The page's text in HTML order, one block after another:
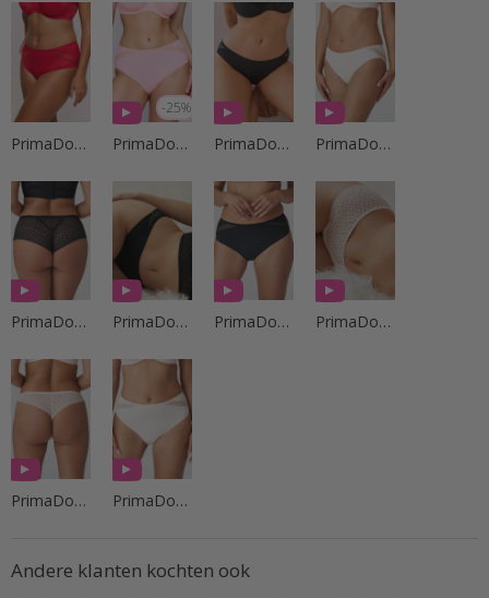
PrimaDonna Lingerie
-25%
PrimaDonna Lingerie PrimaDonna Lingerie PrimaDonna Lingerie
PrimaDonna Lingerie PrimaDonna Lingerie PrimaDonna Lingerie PrimaDonna Lingerie
PrimaDonna Lingerie PrimaDonna Lingerie
Andere klanten kochten ook